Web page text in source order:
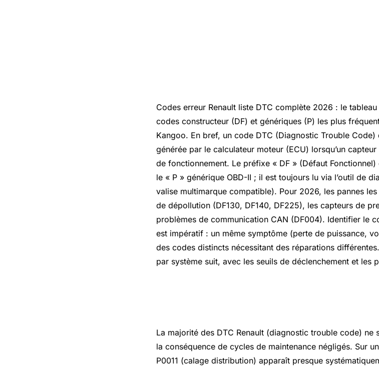
Codes erreur Renault liste DTC complète 2026 : le
codes constructeur (DF) et génériques (P) les plus
Kangoo. En bref, un code DTC (Diagnostic Trouble Code)
générée par le calculateur moteur (ECU) lorsqu’un
de fonctionnement. Le préfixe « DF » (Défaut
le « P » générique OBD-II ; il est toujours lu via l’outil de
valise multimarque compatible). Pour 2026, les pannes
de dépollution (DF130, DF140, DF225), les capteurs de
problèmes de communication CAN (DF004). Identifier le
est impératif : un même symptôme (perte de puissance,
des codes distincts nécessitant des réparations
par système suit, avec les seuils de déclenchement et les
La majorité des DTC Renault (diagnostic trouble code) ne
la conséquence de cycles de maintenance négligés. Sur
P0011 (calage distribution) apparaît presque